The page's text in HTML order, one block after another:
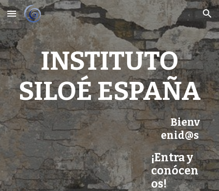
Skip to main content Skip to navigation
INSTITUTO
SILOÉ ESPAÑA
Bienv
enid@s
¡Entra y
conócen
os!